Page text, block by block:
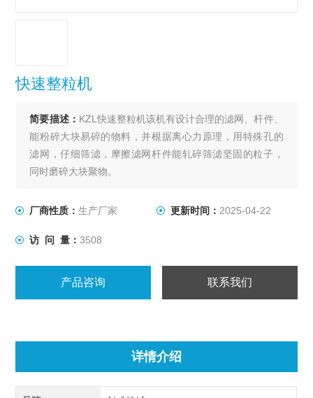
快速整粒机
简要描述： KZL快速整粒机该机有设计合理的滤网、杆件、
能粉碎大块易碎的物料，并根据离心力原理，用特殊孔的
滤网，仔细筛滤，摩擦滤网杆件能轧碎筛滤坚固的粒子，
同时磨碎大块聚物。
厂商性质：生产厂家 更新时间： 2025-04-22
访 问 量：3508
产品咨询 联系我们
详情介绍